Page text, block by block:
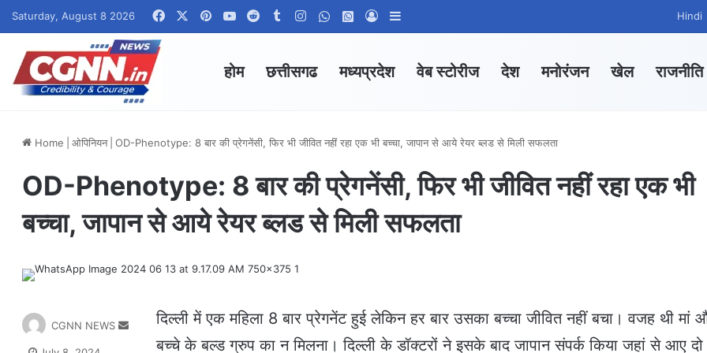
Saturday, August 8 2026 FacebookPinterestYouTubeRedditTumblrInstagramWhatsApp Channel
WhatsApp Group
Log In Hindi
होम छत्तीसगढ मध्यप्रदेश वेब स्टोरीज देश मनोरंजन खेल राजनीति
Home ओपिनियन OD-Phenotype: 8 बार की प्रेगनेंसी, फिर भी जीवित नहीं रहा एक भी बच्चा, जापान से आये रेयर ब्लड से मिली सफलता
OD-Phenotype: 8 बार की प्रेगनेंसी, फिर भी जीवित नहीं रहा एक भी
बच्चा, जापान से आये रेयर ब्लड से मिली सफलता
दिल्ली में एक महिला 8 बार प्रेगनेंट हुई लेकिन हर बार उसका बच्चा जीवित नहीं बचा। वजह थी मां
बच्चे के बल्ड ग्रुप का न मिलना। दिल्ली के डॉक्टरों ने इसके बाद जापान संपर्क किया जहां से आए दो
CGNN NEWS